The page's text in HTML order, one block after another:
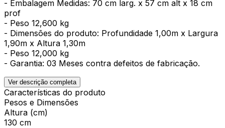
- Embalagem Medidas: 70 cm larg. x 57 cm alt x 18 cm
prof
- Peso 12,600 kg
- Dimensões do produto: Profundidade 1,00m x Largura
1,90m x Altura 1,30m
- Peso 12,000 kg
- Garantia: 03 Meses contra defeitos de fabricação.
Ver descrição completa
Características do produto
Pesos e Dimensões
Altura (cm)
130 cm